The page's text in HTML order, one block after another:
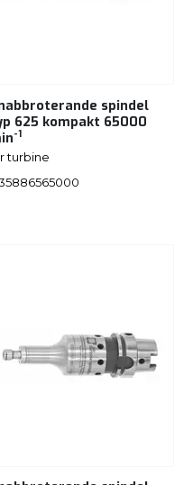
spindel
625 kompakt 65000
-1
turbine